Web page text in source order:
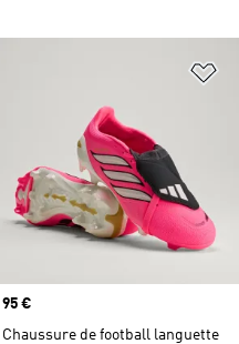
à la Liste de produits
Prix
95 €
Chaussure de football languette